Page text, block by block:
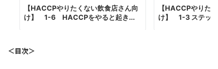
【HACCPやりたくない飲食店さん向
け】 1-6 HACCPをやると起き...
【HACCPやりた
け】 1-3 ステッ
＜目次＞